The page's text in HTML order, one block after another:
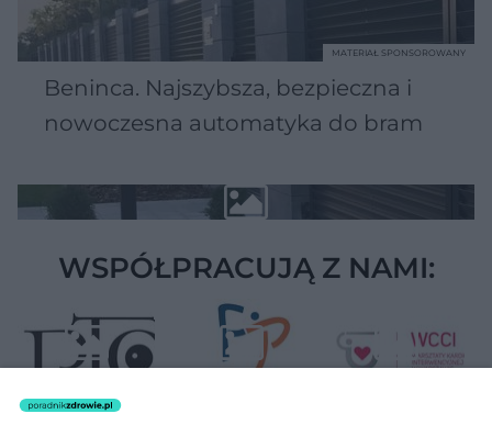
Beninca. Najszybsza, bezpieczna i
nowoczesna automatyka do bram
MATERIAŁ SPONSOROWANY
WSPÓŁPRACUJĄ Z NAMI: